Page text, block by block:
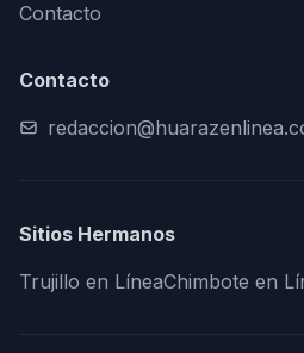
Contacto
Contacto
Sitios Hermanos
Trujillo en LíneaChimbote en